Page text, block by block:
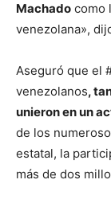
Machado como
venezolana»,
Aseguró que el
venezolanos,
unieron en un
de los
estatal, la
más de dos